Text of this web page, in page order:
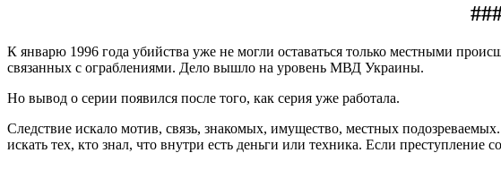
К январю 1996 года убийства уже не могли оставаться только местными
связанных с ограблениями. Дело вышло на уровень МВД Украины.
Но вывод о серии появился после того, как серия уже работала.
Следствие искало мотив, связь, знакомых, имущество, местных
искать тех, кто знал, что внутри есть деньги или техника. Если